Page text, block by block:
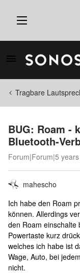
Tragbare
BUG: Roam -
Bluetooth-
Forum|Forum|5
mahescho
Ich habe den Roam
können. Allerdings
den Roam einschalte
Powertaste kurz
welches ich habe ist
Wage, Auto, bei
nicht.